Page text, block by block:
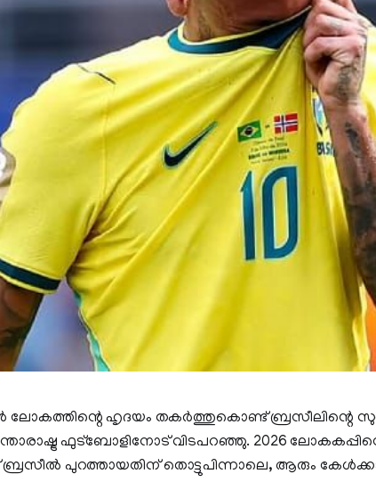
ലോകത്തിന്റെ ഹൃദയം തകർത്തുകൊണ്ട് ബ്രസീലിന്റെ
ഫുട്ബോളിനോട് വിടപറഞ്ഞു. 2026 ലോകകപ്പിന്റെ
പുറത്തായതിന് തൊട്ടുപിന്നാലെ, ആരും